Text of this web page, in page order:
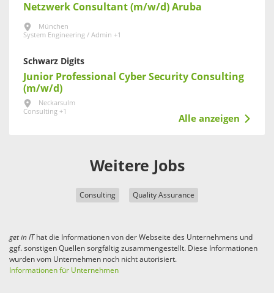
Netzwerk Consultant (m/w/d) Aruba
München
System Engineering / Admin +1
Schwarz Digits
Junior Professional Cyber Security Consulting
(m/w/d)
Neckarsulm
Consulting +1
Alle anzeigen
Weitere Jobs
Consulting Quality Assurance
get in IThat die Informationen von der Webseite des Unternehmens und
ggf. sonstigen Quellen sorgfältig zusammengestellt. Diese Informationen
wurden vom Unternehmen noch nicht autorisiert.
Informationen für Unternehmen